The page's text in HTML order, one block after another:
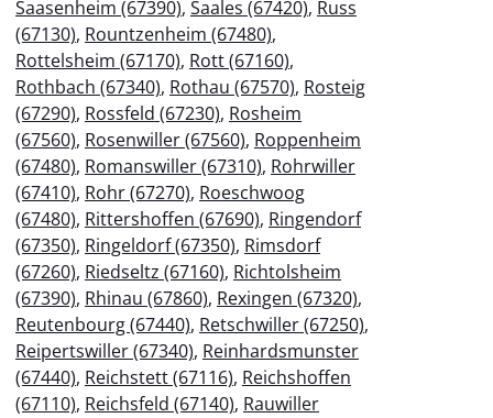
Saasenheim (67390), Saales (67420), Russ
(67130), Rountzenheim (67480),
Rottelsheim (67170), Rott (67160),
Rothbach (67340), Rothau (67570), Rosteig
(67290), Rossfeld (67230), Rosheim
(67560), Rosenwiller (67560), Roppenheim
(67480), Romanswiller (67310), Rohrwiller
(67410), Rohr (67270), Roeschwoog
(67480), Rittershoffen (67690), Ringendorf
(67350), Ringeldorf (67350), Rimsdorf
(67260), Riedseltz (67160), Richtolsheim
(67390), Rhinau (67860), Rexingen (67320),
Reutenbourg (67440), Retschwiller (67250),
Reipertswiller (67340), Reinhardsmunster
(67440), Reichstett (67116), Reichshoffen
(67110), Reichsfeld (67140), Rauwiller